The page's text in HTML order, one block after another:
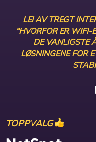
LEI AV TREGT
“HVORFOR ER
DE VANLIGSTE
LØSNINGENE FOR
TOPPVALG